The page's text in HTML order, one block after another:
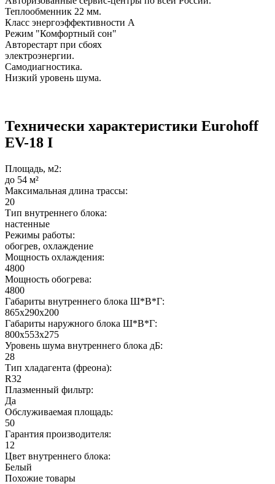
Теплообменник 22 мм.
Класс энергоэффективности А
Режим "Комфортный сон"
Авторестарт при сбоях
электроэнергии.
Самодиагностика.
Низкий уровень шума.
Технически характеристики Eurohoff
EV-18 I
Площадь, м2:
до 54 м²
Максимальная длина трассы:
20
Тип внутреннего блока:
настенные
Режимы работы:
обогрев, охлаждение
Мощность охлаждения:
4800
Мощность обогрева:
4800
Габариты внутреннего блока Ш*В*Г:
865x290x200
Габариты наружного блока Ш*В*Г:
800x553x275
Уровень шума внутреннего блока дБ:
28
Тип хладагента (фреона):
R32
Плазменный фильтр:
Да
Обслуживаемая площадь:
50
Гарантия производителя:
12
Цвет внутреннего блока:
Белый
Похожие товары